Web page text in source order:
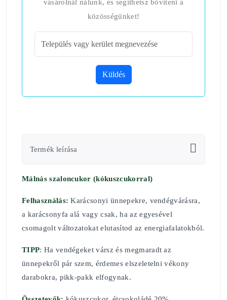
vásárolnál nálunk, és segíthetsz bővíteni a
közösségünket!
Küldés
Termék leírása
Málnás szaloncukor (kókuszcukorral)
Felhasználás: Karácsonyi ünnepekre, vendégvárásra,
a karácsonyfa alá vagy csak, ha az egyesével
csomagolt változatokat elutasítod az energiafalatokból.
TIPP: Ha vendégeket vársz és megmaradt az
ünnepekről pár szem, érdemes elszeletelni vékony
darabokra, pikk-pakk elfogynak.